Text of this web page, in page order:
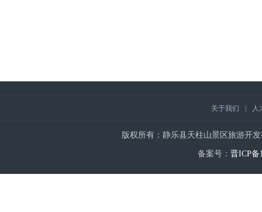
关于我们 人
版权所有：静乐县天柱山景区旅游开发
备案号： 晋ICP备